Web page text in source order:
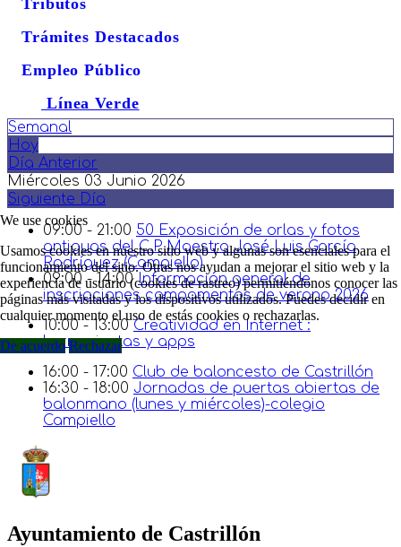
Tributos
Trámites Destacados
Empleo Público
Línea Verde
Semanal
Hoy
Día Anterior
Miércoles 03 Junio 2026
Siguiente Día
09:00 - 21:00 50 Exposición de orlas y fotos
antiguas del C.P Maestro José Luis García
Rodríguez (Campiello)
09:00 - 14:00Información general de
inscripciones campamentos de verano 2026
10:00 - 13:00 Creatividad en Internet :
herramientas y apps
16:00 - 17:00 Club de baloncesto de Castrillón
16:30 - 18:00 Jornadas de puertas abiertas de
balonmano (lunes y miércoles)-colegio
Campiello
Ayuntamiento de Castrillón
We use cookies
Usamos cookies en nuestro sitio web y algunas son esenciales para el
funcionamiento del sitio. Otras nos ayudan a mejorar el sitio web y la
experiencia de usuario (cookies de rastreo) permitiéndonos conocer las
páginas más visitadas y los dispositivos utilizados. Puedes decidir en
cualquier momento el uso de estás cookies o rechazarlas.
De acuerdo Rechazar